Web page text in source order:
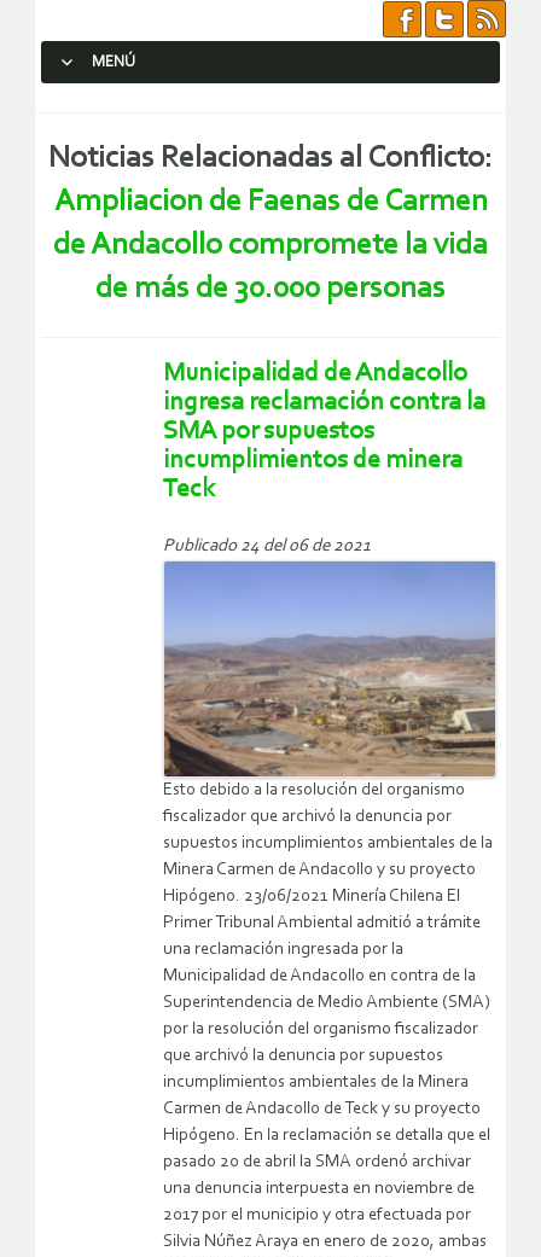
MENÚ
Noticias Relacionadas al Conflicto:
Ampliacion de Faenas de Carmen
de Andacollo compromete la vida
de más de 30.000 personas
Municipalidad de Andacollo
ingresa reclamación contra la
SMA por supuestos
incumplimientos de minera
Teck
Publicado 24 del 06 de 2021
Esto debido a la resolución del organismo
fiscalizador que archivó la denuncia por
supuestos incumplimientos ambientales de la
Minera Carmen de Andacollo y su proyecto
Hipógeno. 23/06/2021 Minería Chilena El
Primer Tribunal Ambiental admitió a trámite
una reclamación ingresada por la
Municipalidad de Andacollo en contra de la
Superintendencia de Medio Ambiente (SMA)
por la resolución del organismo fiscalizador
que archivó la denuncia por supuestos
incumplimientos ambientales de la Minera
Carmen de Andacollo de Teck y su proyecto
Hipógeno. En la reclamación se detalla que el
pasado 20 de abril la SMA ordenó archivar
una denuncia interpuesta en noviembre de
2017 por el municipio y otra efectuada por
Silvia Núñez Araya en enero de 2020, ambas